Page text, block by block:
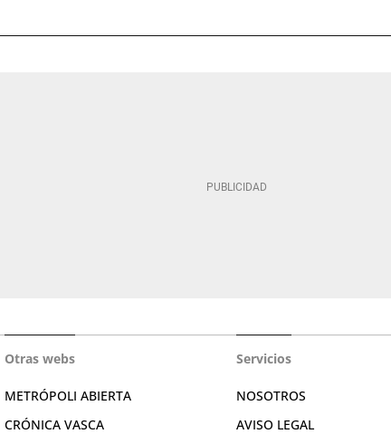
Otras webs
METRÓPOLI ABIERTA
CRÓNICA VASCA
Servicios
NOSOTROS
AVISO LEGAL